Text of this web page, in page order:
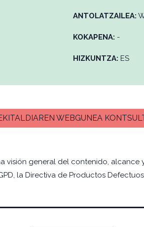
ANTOLATZAILEA:
KOKAPENA: -
HIZKUNTZA: ES
WEBGUNEA
general del contenido,
la Directiva de Productos